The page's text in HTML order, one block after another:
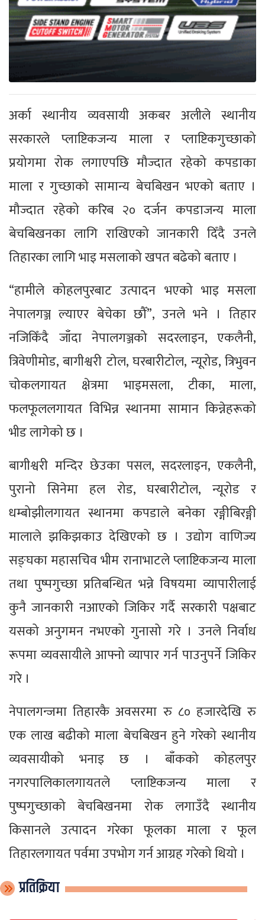
अर्का स्थानीय व्यवसायी अकबर अलीले स्थानीय
सरकारले प्लाष्टिकजन्य माला र प्लाष्टिकगुच्छाको
प्रयोगमा रोक लगाएपछि मौज्दात रहेको कपडाका
माला र गुच्छाको सामान्य बेचबिखन भएको बताए ।
मौज्दात रहेको करिब २० दर्जन कपडाजन्य माला
बेचबिखनका लागि राखिएको जानकारी दिँदै उनले
तिहारका लागि भाइ मसलाको खपत बढेको बताए ।
“हामीले कोहलपुरबाट उत्पादन भएको भाइ मसला
नेपालगञ्ज ल्याएर बेचेका छौँ”, उनले भने । तिहार
नजिकिँदै जाँदा नेपालगञ्जको सदरलाइन, एकलैनी,
त्रिवेणीमोड, बागीश्वरी टोल, घरबारीटोल, न्यूरोड, त्रिभुवन
चोकलगायत क्षेत्रमा भाइमसला, टीका, माला,
फलफूललगायत विभिन्न स्थानमा सामान किन्नेहरूको
भीड लागेको छ ।
बागीश्वरी मन्दिर छेउका पसल, सदरलाइन, एकलैनी,
पुरानो सिनेमा हल रोड, घरबारीटोल, न्यूरोड र
धम्बोझीलगायत स्थानमा कपडाले बनेका रङ्गीबिरङ्गी
मालाले झकिझकाउ देखिएको छ । उद्योग वाणिज्य
सङ्घका महासचिव भीम रानाभाटले प्लाष्टिकजन्य माला
तथा पुष्पगुच्छा प्रतिबन्धित भन्ने विषयमा व्यापारीलाई
कुनै जानकारी नआएको जिकिर गर्दै सरकारी पक्षबाट
यसको अनुगमन नभएको गुनासो गरे । उनले निर्वाध
रूपमा व्यवसायीले आफ्नो व्यापार गर्न पाउनुपर्ने जिकिर
गरे ।
नेपालगन्जमा तिहारकै अवसरमा रु ८० हजारदेखि रु
एक लाख बढीको माला बेचबिखन हुने गरेको स्थानीय
व्यवसायीको भनाइ छ । बाँकको कोहलपुर
नगरपालिकालगायतले प्लाष्टिकजन्य माला र
पुष्पगुच्छाको बेचबिखनमा रोक लगाउँदै स्थानीय
किसानले उत्पादन गरेका फूलका माला र फूल
तिहारलगायत पर्वमा उपभोग गर्न आग्रह गरेको थियो ।
प्रतिक्रिया